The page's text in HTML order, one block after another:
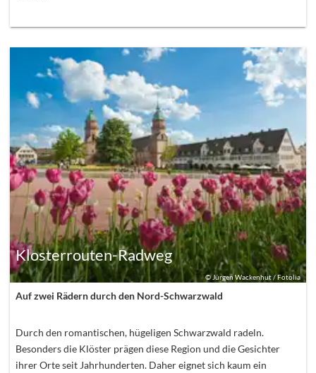
©Jürgen Wackenhut / Fotolia
Klosterrouten-Radweg
Auf zwei Rädern durch den Nord-Schwarzwald
Durch den romantischen, hügeligen Schwarzwald radeln.
Besonders die Klöster prägen diese Region und die Gesichter
ihrer Orte seit Jahrhunderten. Daher eignet sich kaum ein